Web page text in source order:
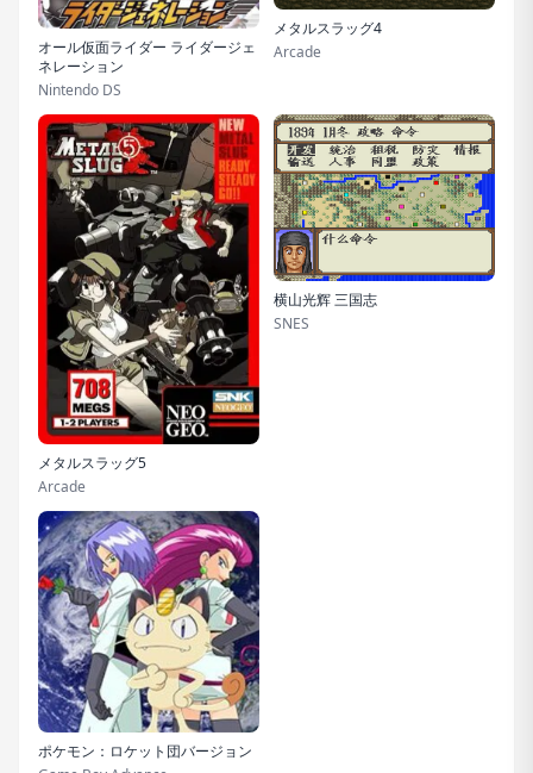
オール仮面ライダー ライダージェ
ネレーション
Nintendo DS
メタルスラッグ4
Arcade
メタルスラッグ5
Arcade
横山光辉 三国志
SNES
ポケモン：ロケット団バージョン